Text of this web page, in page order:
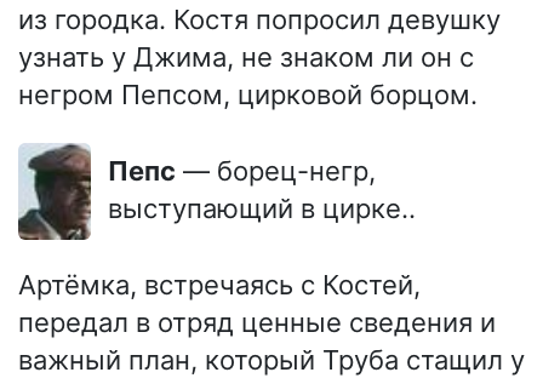
из городка. Костя попросил девушку
узнать у Джима, не знаком ли он с
негром Пепсом, цирковой борцом.
Пепс — борец-негр,
выступающий в цирке..
Артёмка, встречаясь с Костей,
передал в отряд ценные сведения и
важный план, который Труба стащил у